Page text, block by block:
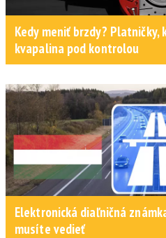
Kedy meniť brzdy? Platničky,
kvapalina pod kontrolou
Elektronická diaľničná
musíte vedieť